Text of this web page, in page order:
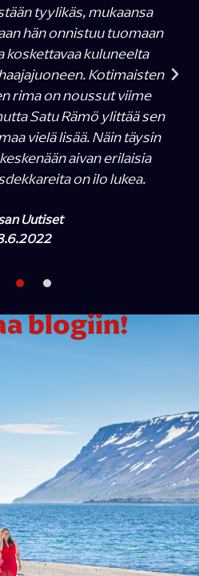
tyylikäs, mukaansa
hän onnistuu tuomaan
koskettavaa kuluneelta
Kotimaisten
rima on noussut viime
Satu Rämö ylittää sen
vielä lisää. Näin täysin
aivan erilaisia
on ilo lukea.
Uutiset
blogiin!